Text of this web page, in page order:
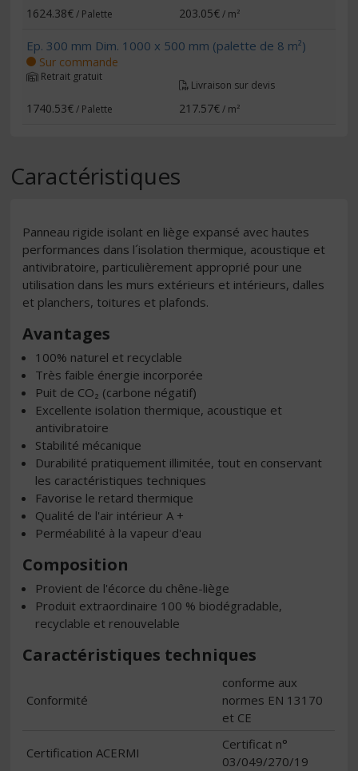
1624.38€/ Palette 203.05€/ m²
Ep. 300 mm Dim. 1000 x 500 mm (palette de 8 m²)
Sur commande
Retrait gratuit
Livraison sur devis
1740.53€/ Palette 217.57€/ m²
Caractéristiques
Panneau rigide isolant en liège expansé avec hautes
performances dans l´isolation thermique, acoustique et
antivibratoire, particulièrement approprié pour une
utilisation dans les murs extérieurs et intérieurs, dalles
et planchers, toitures et plafonds.
Avantages
100% naturel et recyclable
Très faible énergie incorporée
Puit de CO₂ (carbone négatif)
Excellente isolation thermique, acoustique et
antivibratoire
Stabilité mécanique
Durabilité pratiquement illimitée, tout en conservant
les caractéristiques techniques
Favorise le retard thermique
Qualité de l'air intérieur A +
Perméabilité à la vapeur d'eau
Composition
Provient de l'écorce du chêne-liège
Produit extraordinaire 100 % biodégradable,
recyclable et renouvelable
Caractéristiques techniques
Conformité
conforme aux
normes EN 13170
et CE
Certification ACERMI
Certificat n°
03/049/270/19